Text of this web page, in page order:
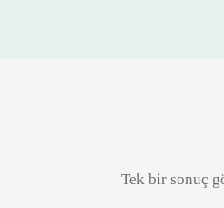
Tek bir sonuç